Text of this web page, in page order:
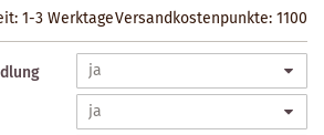
1-3 WerktageVersandkostenpunkte:1100